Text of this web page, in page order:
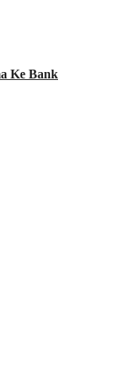
Ke Bank